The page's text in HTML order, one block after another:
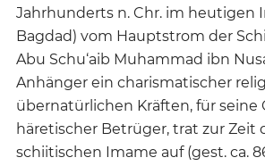
Jahrhunderts n. Chr. im heutigen
Bagdad) vom Hauptstrom der
Abu Schu‘aib Muhammad ibn
Anhänger ein charismatischer
übernatürlichen Kräften, für seine
häretischer Betrüger, trat zur Zeit
schiitischen Imame auf (gest. ca.